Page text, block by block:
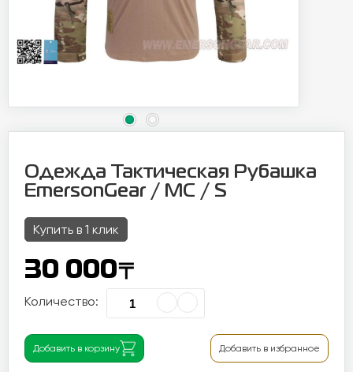
Одежда Тактическая Рубашка
EmersonGear / MC / S
Купить в 1 клик
30 000〒
Количество:
Добавить в корзину Добавить в избранное